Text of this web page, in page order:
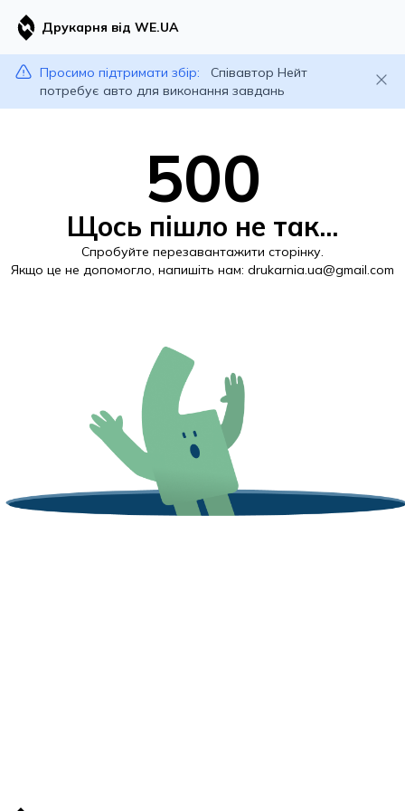
Друкарня від WE.UA
Просимо підтримати збір:
Співавтор Нейт
потребує авто для виконання завдань
500
Щось пішло не так...
Спробуйте перезавантажити сторінку.
Якщо це не допомогло, напишіть нам: drukarnia.ua@gmail.com